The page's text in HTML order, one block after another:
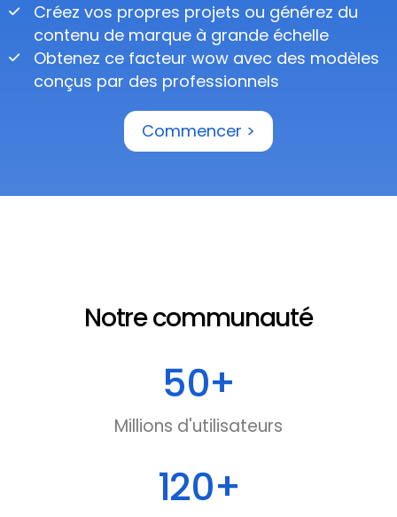
Créez vos propres projets ou générez du
contenu de marque à grande échelle
Obtenez ce facteur wow avec des modèles
conçus par des professionnels
Commencer >
Notre communauté
Millions d'utilisateurs
50+
120+